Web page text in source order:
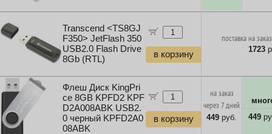
Transcend <TS8GJ
F350> JetFlash 350
USB2.0 Flash Drive
8Gb (RTL)
в корзину
поставка на
1723
Флеш Диск KingPri
ce 8GB KPFD2 KPF
D2A008ABK USB2.
0 черный KPFD2A0
08ABK
в корзину
на заказ
через 7 дней
449 руб.
449